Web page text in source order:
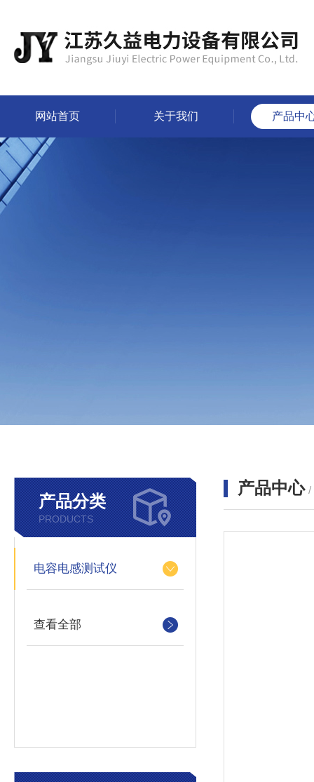
网站首页 关于我们 产品中
产品分类
PRODUCTS
电容电感测试仪
查看全部
产品中心 /